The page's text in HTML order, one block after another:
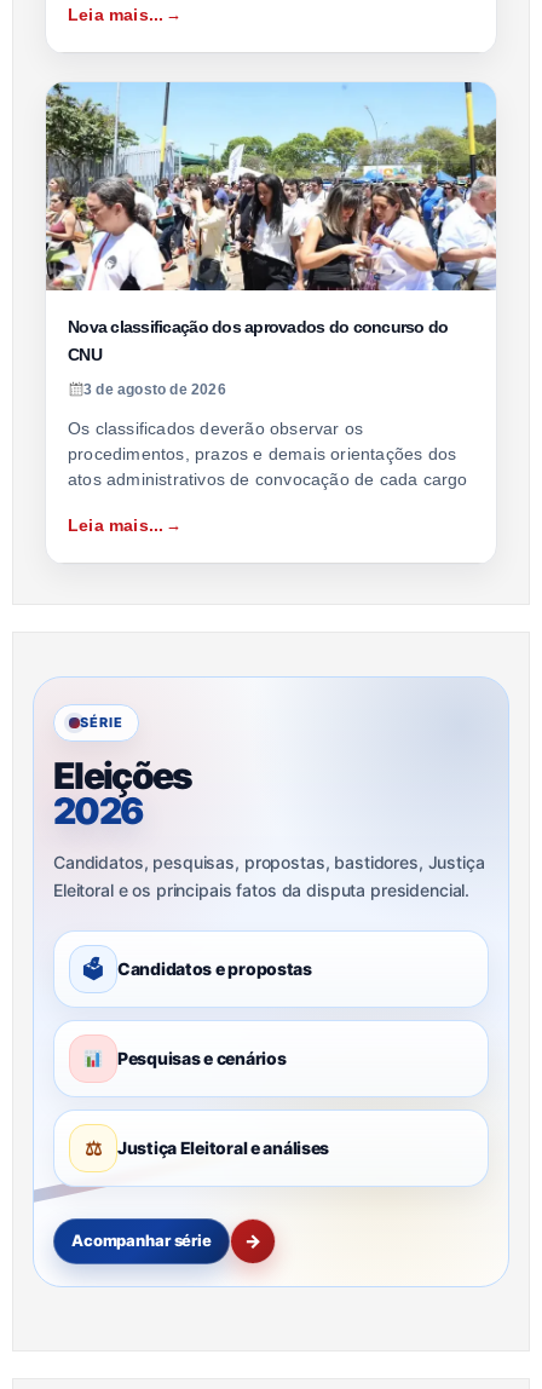
Leia mais...
Nova classificação dos aprovados do concurso do
CNU
3 de agosto de 2026
Os classificados deverão observar os
procedimentos, prazos e demais orientações dos
atos administrativos de convocação de cada cargo
Leia mais...
SÉRIE
Eleições
2026
Candidatos, pesquisas, propostas, bastidores, Justiça
Eleitoral e os principais fatos da disputa presidencial.
🗳 Candidatos e propostas
Pesquisas e cenários
⚖ Justiça Eleitoral e análises
Acompanhar série →